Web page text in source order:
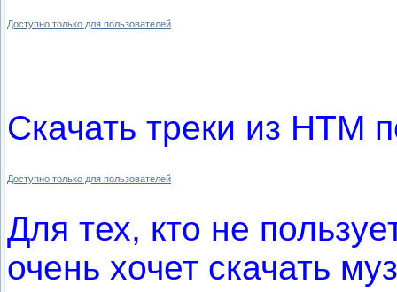
Доступно только для пользователей
Скачать треки из HTM
Доступно только для пользователей
Для тех, кто не
очень хочет скачать